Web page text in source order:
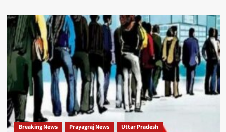
Breaking News Prayagraj News Uttar Pradesh